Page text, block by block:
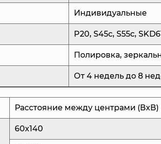
Индивидуальные
P20, S45c, S55c,
Полировка,
От 4 недель до 8
Расстояние между центрами (ВxВ)
60х140